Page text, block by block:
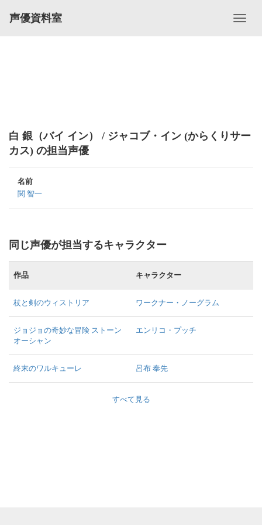
声優資料室
白 銀（バイ イン） / ジャコブ・イン (からくりサー
カス) の担当声優
名前
関 智一
同じ声優が担当するキャラクター
作品 キャラクター
杖と剣のウィストリア ワークナー・ノーグラム
ジョジョの奇妙な冒険 ストーン
オーシャン
エンリコ・プッチ
終末のワルキューレ 呂布 奉先
すべて見る